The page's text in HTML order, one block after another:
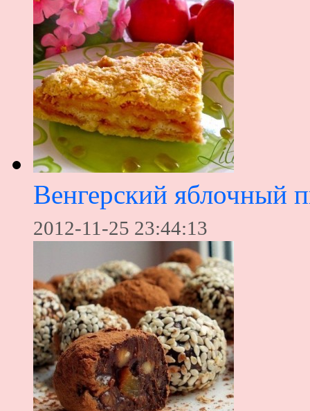
Венгерский яблочный
2012-11-25 23:44:13